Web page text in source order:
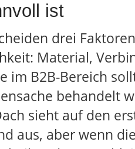
ist
drei
Material,
im B2B-Bereich
behandelt
sieht auf den
aus, aber wenn